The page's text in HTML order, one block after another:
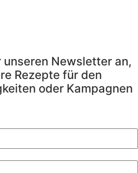
Newsletter an,
Rezepte für den
oder Kampagnen